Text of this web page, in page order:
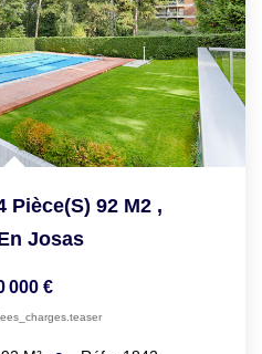
Pièce(s) 92 M2 ,
Josas
000 €